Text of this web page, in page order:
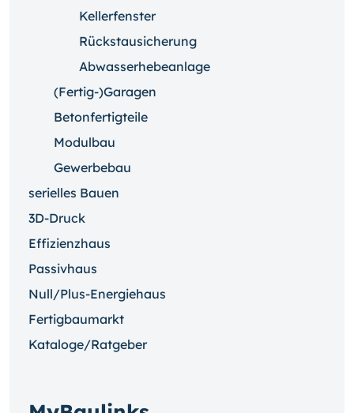
Kellerfenster
Rückstausicherung
Abwasserhebeanlage
(Fertig-)Garagen
Betonfertigteile
Modulbau
Gewerbebau
serielles Bauen
3D-Druck
Effizienzhaus
Passivhaus
Null/Plus-Energiehaus
Fertigbaumarkt
Kataloge/Ratgeber